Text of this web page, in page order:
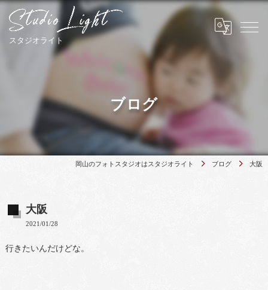
ブログ
岡山のフォトスタジオはスタジオライト ブログ 大阪
大阪
2021/01/28
行きたいんだけどな。